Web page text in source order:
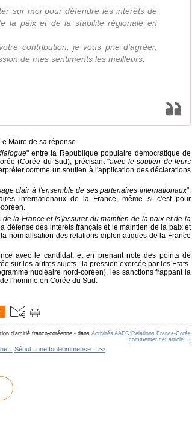
sur moi pour défendre les intérêts de
la paix et de la stabilité régionale en
contribution, je vous prie d'agréer,
de mes sentiments les meilleurs.
Maire de sa réponse.
" entre la République populaire démocratique de
(Corée du Sud), précisant "avec le soutien de leurs
comme un soutien à l'application des déclarations
clair à l'ensemble de ses partenaires internationaux",
internationaux de la France, même si c'est pour
de la France et [s']assurer du maintien de la paix et de la
défense des intérêts français et le maintien de la paix et
normalisation des relations diplomatiques de la France
avec le candidat, et en prenant note des points de
sur les autres sujets : la pression exercée par les Etats-
nucléaire nord-coréen), les sanctions frappant la
l'homme en Corée du Sud.
d'amitié franco-coréenne - dans Activités AAFC Relations France-Corée
commenter cet article …
Séoul : une foule immense... >>